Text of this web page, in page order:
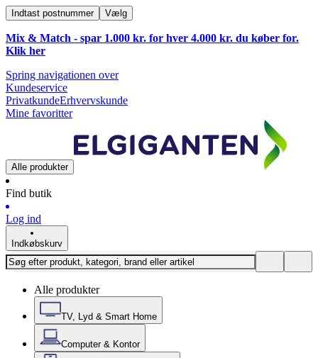
Indtast postnummer Vælg
Mix & Match - spar 1.000 kr. for hver 4.000 kr. du køber for.
Klik her
Spring navigationen over
Kundeservice
PrivatkundeErhvervskunde
Mine favoritter
Alle produkter
Find butik
Log ind
Indkøbskurv
Alle produkter
TV, Lyd & Smart Home
Computer & Kontor